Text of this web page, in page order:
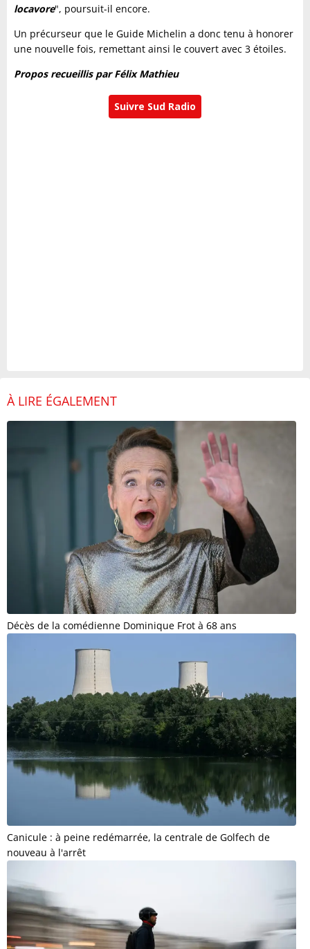
locavore", poursuit-il encore.
Un précurseur que le Guide Michelin a donc tenu à honorer
une nouvelle fois, remettant ainsi le couvert avec 3 étoiles.
Propos recueillis par Félix Mathieu
Suivre Sud Radio
À LIRE ÉGALEMENT
Décès de la comédienne Dominique Frot à 68 ans
Canicule : à peine redémarrée, la centrale de Golfech de
nouveau à l'arrêt